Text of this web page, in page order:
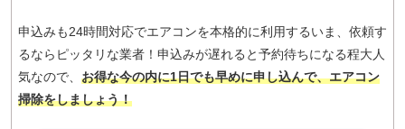
申込みも24時間対応でエアコンを本格的に利用するいま、依頼す
るならピッタリな業者！申込みが遅れると予約待ちになる程大人
気なので、 お得な今の内に1日でも早めに申し込んで、エアコン
掃除をしましょう！